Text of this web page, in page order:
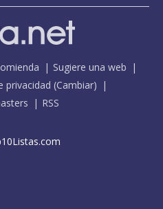
Sugiere una web
privacidad (Cambiar)
RSS